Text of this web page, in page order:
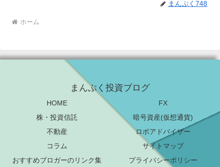
まんぷく748
ホーム
まんぷく投資ブログ
HOME
FX
株・投資信託
暗号資産(仮想通貨)
不動産
ロボアドバイザー
コラム
サイトマップ
おすすめブロガーのリンク集
プライバシーポリシー